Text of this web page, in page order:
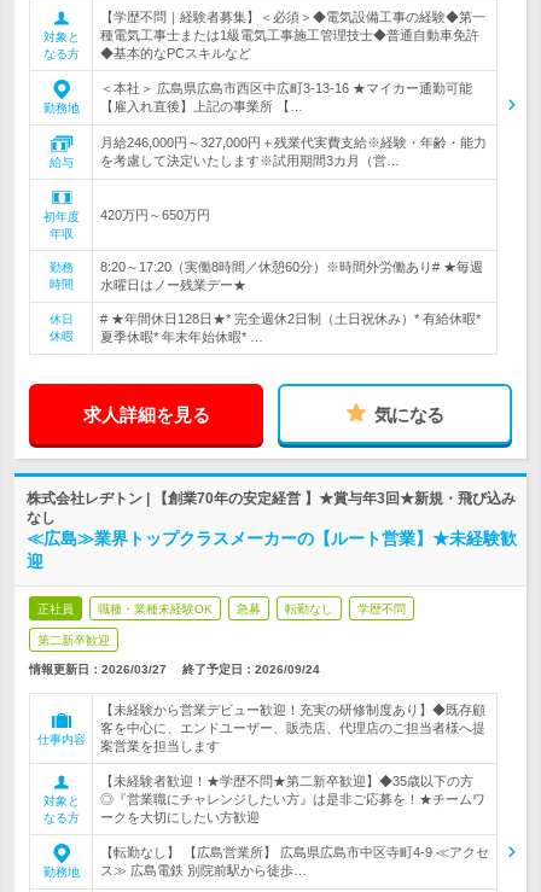
対象と
なる方
【学歴不問｜経験者募集】＜必須＞◆電気設備工事の経験◆第一
種電気工事士または1級電気工事施工管理技士◆普通自動車免許
◆基本的なPCスキルなど
勤務地
＜本社＞ 広島県広島市西区中広町3-13-16 ★マイカー通勤可能
【雇入れ直後】上記の事業所 【…
給与
月給246,000円～327,000円＋残業代実費支給※経験・年齢・能力
を考慮して決定いたします※試用期間3カ月（営…
初年度
年収
420万円～650万円
勤務
時間
8:20～17:20（実働8時間／休憩60分）※時間外労働あり# ★毎週
水曜日はノー残業デー★
休日
休暇
# ★年間休日128日★* 完全週休2日制（土日祝休み）* 有給休暇*
夏季休暇* 年末年始休暇* …
求人詳細を見る 気になる
株式会社レヂトン | 【創業70年の安定経営 】★賞与年3回★新規・飛び込み
なし
≪広島≫業界トップクラスメーカーの【ルート営業】★未経験歓
迎
正社員 職種・業種未経験OK 急募 転勤なし 学歴不問
第二新卒歓迎
情報更新日：2026/03/27 終了予定日： 2026/09/24
仕事内容
【未経験から営業デビュー歓迎！充実の研修制度あり】◆既存顧
客を中心に、エンドユーザー、販売店、代理店のご担当者様へ提
案営業を担当します
対象と
なる方
【未経験者歓迎！★学歴不問★第二新卒歓迎】◆35歳以下の方
◎『営業職にチャレンジしたい方』は是非ご応募を！★チームワ
ークを大切にしたい方歓迎
勤務地
【転勤なし】 【広島営業所】 広島県広島市中区寺町4-9 ≪アクセ
ス≫ 広島電鉄 別院前駅から徒歩…